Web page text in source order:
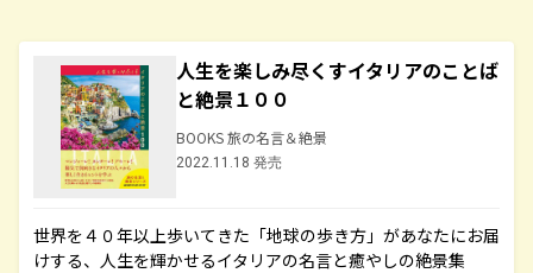
人生を楽しみ尽くすイタリアのことば
と絶景１００
BOOKS 旅の名言＆絶景
2022.11.18 発売
世界を４０年以上歩いてきた「地球の歩き方」があなたにお届
けする、人生を輝かせるイタリアの名言と癒やしの絶景集